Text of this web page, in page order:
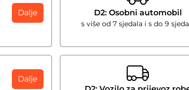
Dalje D2: Osobni automobil
s više od 7 sjedala i s do 9
Dalje